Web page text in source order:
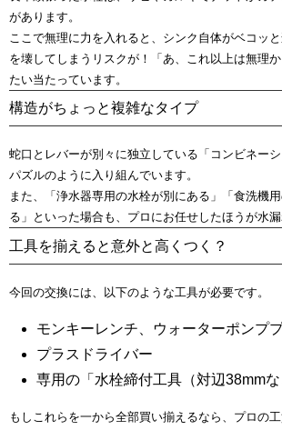
があります。
ここで無理に力を入れると、シンク自体がベコッ
を壊してしまうリスクが！「あ、これ以上は無理
たい当たっています。
構造がちょっと複雑なタイプ
蛇口とレバーが別々に独立している「コンビネー
パズルのように入り組んでいます。
また、「浄水器専用の水栓が別にある」「食洗機
る」といった場合も、プロにお任せしたほうが水漏
工具を揃えると意外と高くつく？
今回の交換には、以下のような工具が必要です。
モンキーレンチ、ウォーターポンプ
プラスドライバー
専用の「水栓締付工具（対辺38mmな
もしこれらを一から全部買い揃えるなら、プロの